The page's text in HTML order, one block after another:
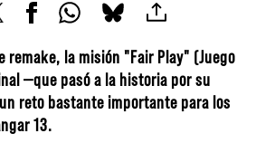
remake, la misión "Fair Play" (Juego
—que pasó a la historia por su
reto bastante importante para los
13.